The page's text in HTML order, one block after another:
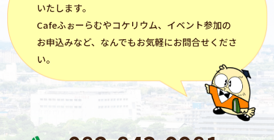
いたします。
Cafeふぉーらむやコケリウム、イベント参加の
お申込みなど、なんでもお気軽にお問合せくださ
い。